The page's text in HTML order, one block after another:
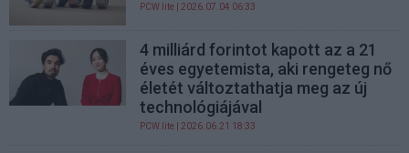
PCW.lite | 2026.07.04 06:33
4 milliárd forintot kapott az a 21
éves egyetemista, aki rengeteg nő
életét változtathatja meg az új
technológiájával
PCW.lite | 2026.06.21 18:33